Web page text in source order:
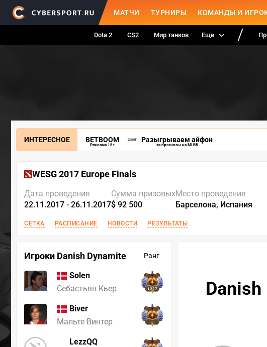
МАТЧИ ТУРНИРЫ КОМАНДЫ И
Dota 2 CS2 Мир танков Еще
ИНТЕРЕСНОЕ BETBOOM
Реклама 18+
Разыгрываем айфон
за прогнозы на MLBB
WESG 2017 Europe Finals
Дата проведения
22.11.2017 - 26.11.2017
Сумма призовых
$ 92 500
Место проведения
Барселона, Испания
СЕТКА РАСПИСАНИЕ НОВОСТИ РЕЗУЛЬТАТЫ
Игроки Danish Dynamite Ранг
Solen
Себастьян Кьер
1227
Biver
Мальте Винтер
LezzQQ
Danish